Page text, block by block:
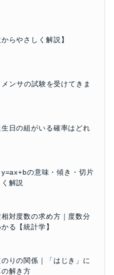
らやさしく解説】
メンサの試験を受けてきま
日の組がいる確率はどれ
の意味・傾き・切片
解説
対度数の求め方｜度数分
る【統計学】
りの関係｜「はじき」に
解き方